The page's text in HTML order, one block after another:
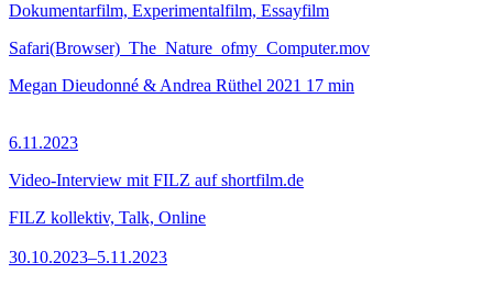
Dokumentarfilm, Experimentalfilm, Essayfilm
Safari(Browser)_The_Nature_ofmy_Computer.mov
Megan Dieudonné & Andrea Rüthel 2021 17 min
6.11.2023
Video-Interview mit FILZ auf shortfilm.de
FILZ kollektiv, Talk, Online
30.10.2023–5.11.2023